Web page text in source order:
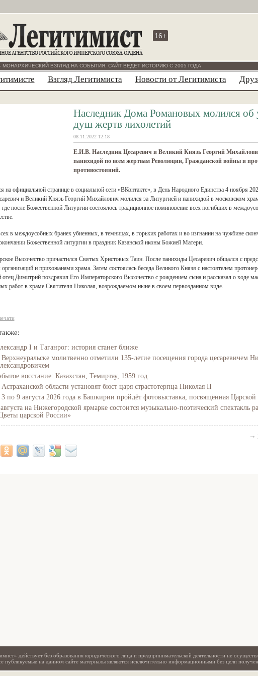
16+
МОНАРХИЧЕСКИЙ ВЗГЛЯД НА СОБЫТИЯ. САЙТ ВЕДЁТ ИСТОРИЮ С 2005 ГОДА
Взгляд Легитимиста Новости от Легитимиста
Наследник Дома Романовых молился об
душ жертв лихолетий
08.11.2022 12:18
Е.И.В. Наследник Цесаревич и Великий Князь Георгий
панихидой по всем жертвам Революции, Гражданской войны и
противостояний.
на официальной странице в социальной сети «ВКонтакте», в День Народного Единства 4 ноября
и Великий Князь Георгий Михайлович молился за Литургией и панихидой в московском
где после Божественной Литургии состоялось традиционное поминовение всех погибших в
в междоусобных бранех убиенных, в темницах, в горьких работах и во изгнании на чужбине
Божественной литургии в праздник Казанской иконы Божией Матери.
Высочество причастился Святых Христовых Таин. После панихиды Цесаревич общался с
и прихожанами храма. Затем состоялась беседа Великого Князя с настоятелем
отец Димитрий поздравил Его Императорского Высочество с рождением сына и рассказал о ходе
работ в храме Святителя Николая, возрождаемом ныне в своем первозданном виде.
I и Таганрог: история станет ближе
молитвенно отметили 135-летие посещения города цесаревичем
восстание: Казахстан, Темиртау, 1959 год
области установят бюст царя страстотерпца Николая II
по 9 августа 2026 года в Башкирии пройдёт фотовыставка, посвящённая Царской
на Нижегородской ярмарке состоится музыкально-поэтический спектакль
царской России»
→
действует без образования юридического лица и предпринимательской деятельности не
публикуемые на данном сайте материалы являются исключительно информационными без цели